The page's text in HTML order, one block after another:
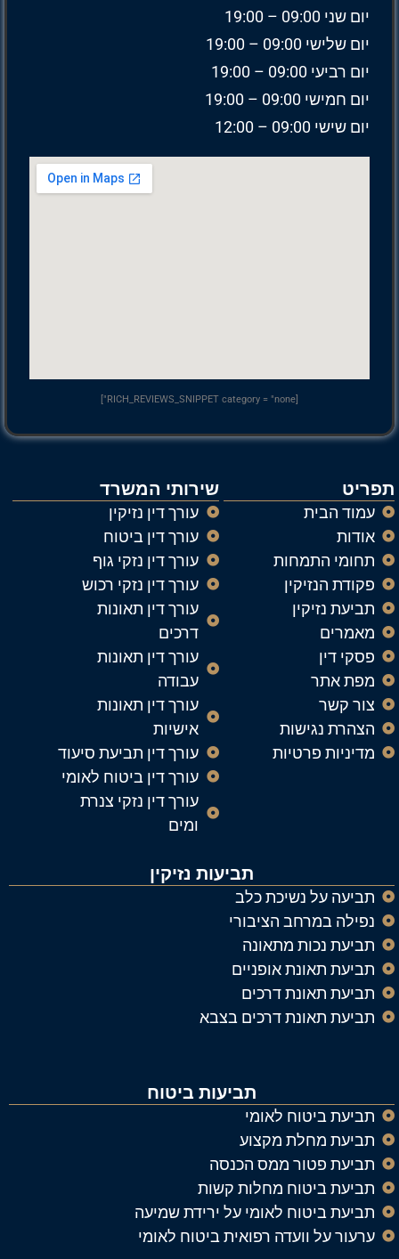
יום שני 09:00 – 19:00
יום שלישי 09:00 – 19:00
יום רביעי 09:00 – 19:00
יום חמישי 09:00 – 19:00
יום שישי 09:00 – 12:00
תפריט
עמוד הבית
אודות
תחומי התמחות
פקודת הנזיקין
תביעת נזיקין
מאמרים
פסקי דין
מפת אתר
צור קשר
הצהרת נגישות
מדיניות פרטיות
שירותי המשרד
עורך דין נזיקין
עורך דין ביטוח
עורך דין נזקי גוף
עורך דין נזקי רכוש
עורך דין תאונות
דרכים
עורך דין תאונות
עבודה
עורך דין תאונות
אישיות
עורך דין תביעת סיעוד
עורך דין ביטוח לאומי
עורך דין נזקי צנרת
ומים
תביעות נזיקין
תביעה על נשיכת כלב
נפילה במרחב הציבורי
תביעת נכות מתאונה
תביעת תאונת אופניים
תביעת תאונת דרכים
תביעת תאונת דרכים בצבא
תביעות ביטוח
תביעת ביטוח לאומי
תביעת מחלת מקצוע
תביעת פטור ממס הכנסה
תביעת ביטוח מחלות קשות
תביעת ביטוח לאומי על ירידת שמיעה
ערעור על וועדה רפואית ביטוח לאומי